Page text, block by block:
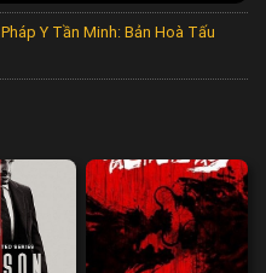
Pháp Y Tần Minh: Bản Hoà Tấu